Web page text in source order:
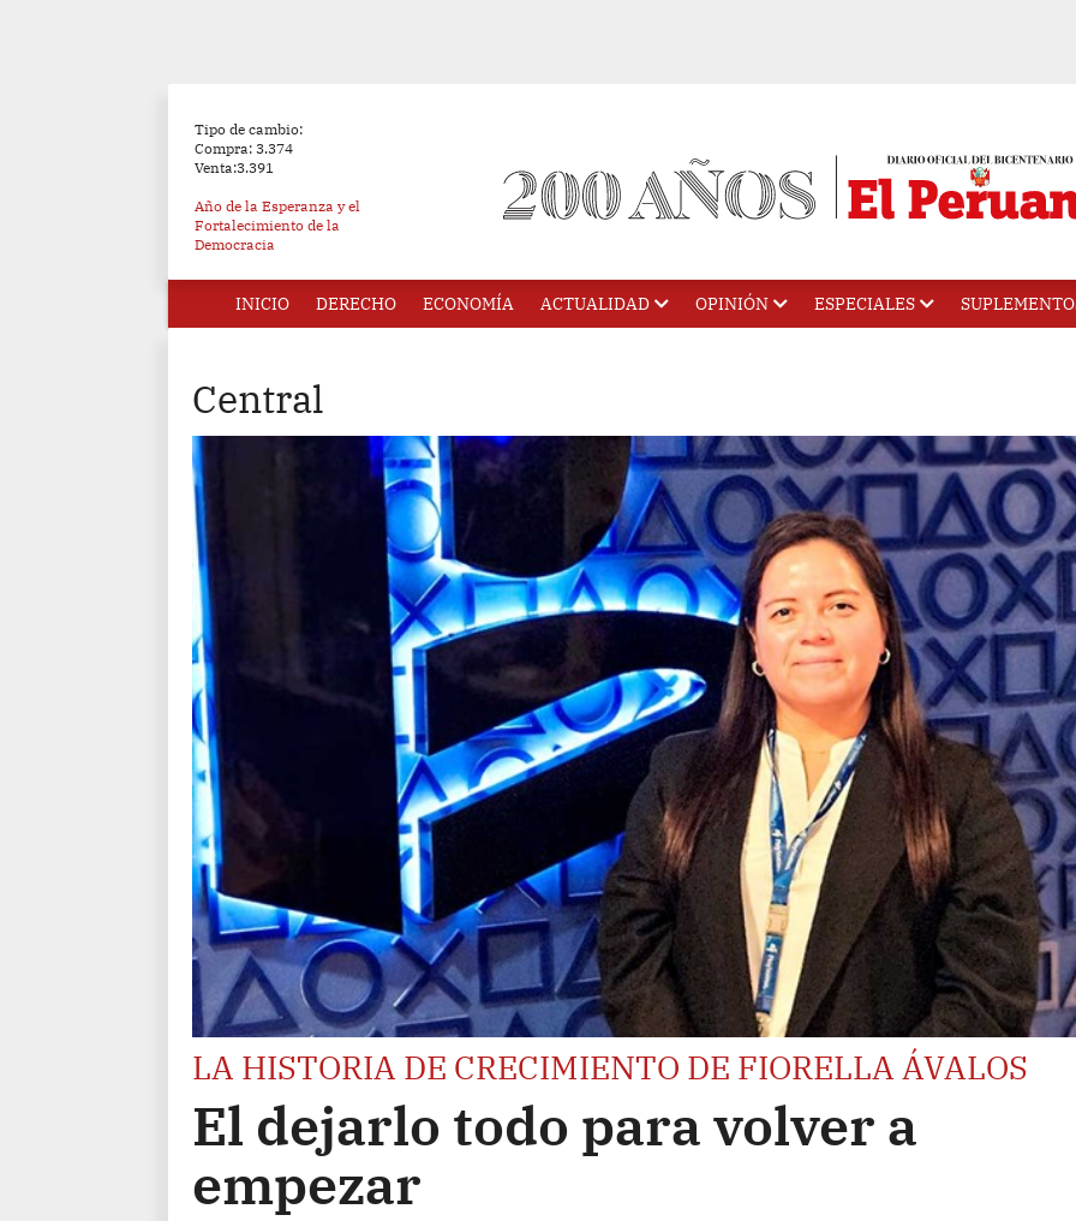
Tipo de cambio:
Compra: 3.374
Venta:3.391
Año de la Esperanza y el
Fortalecimiento de la
Democracia
INICIO DERECHO ECONOMÍA ACTUALIDAD OPINIÓN ESPECIALES
Central
LA HISTORIA DE CRECIMIENTO DE FIORELLA ÁVALOS
El dejarlo todo para volver a
empezar